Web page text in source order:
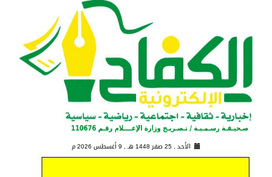
الأحد , 25 صفر 1448 هـ , 9 أغسطس 2026 م